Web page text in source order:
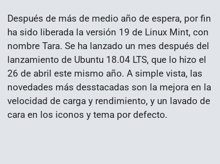
Después de más de medio año de espera, por fin
ha sido liberada la versión 19 de Linux Mint, con
nombre Tara. Se ha lanzado un mes después del
lanzamiento de Ubuntu 18.04 LTS, que lo hizo el
26 de abril este mismo año. A simple vista, las
novedades más desstacadas son la mejora en la
velocidad de carga y rendimiento, y un lavado de
cara en los iconos y tema por defecto.